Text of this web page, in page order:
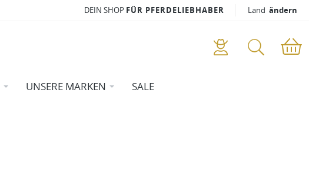
DEIN SHOP FÜR PFERDELIEBHABER Land ändern
UNSERE MARKEN SALE